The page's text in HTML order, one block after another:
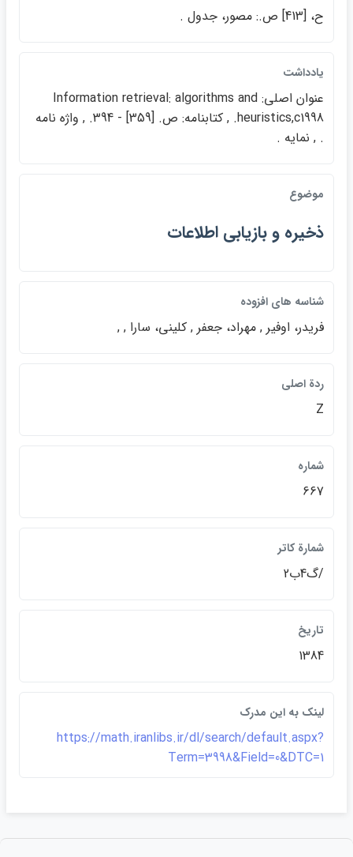
ح، [413] ص.: مصور، جدول .
يادداشت
عنوان اصلي: Information retrieval: algorithms and
heuristics,c1998. , كتابنامه: ص. [359] - 394. , واژه نامه
. , نمايه .
موضوع
ذخيره و بازيابي اطلاعات
شناسه هاي افزوده
فريدر، اوفير , مهراد، جعفر , كليني، سارا , ,
ردة اصلي
Z
شماره
667
شمارة کاتر
/گ4ب2
تاريخ
1384
لينک به اين مدرک
https://math.iranlibs.ir/dl/search/default.aspx?
Term=3998&Field=0&DTC=1